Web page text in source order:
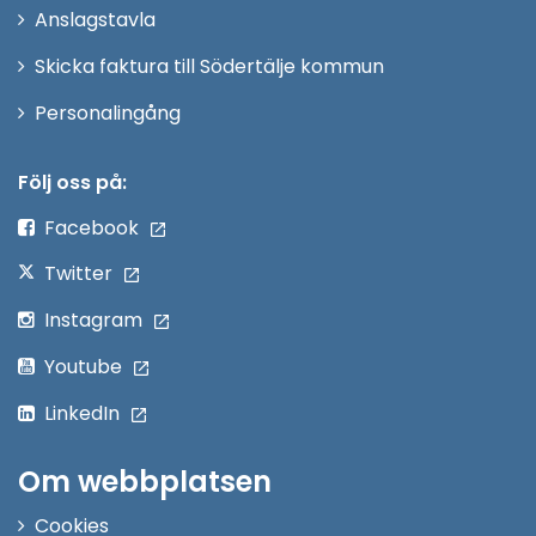
fönster
Anslagstavla
Skicka faktura till Södertälje kommun
PersonalingångÖppna
Följ oss på:
Facebook
Twitter
Instagram
Youtube
LinkedIn
Om webbplatsen
Cookies